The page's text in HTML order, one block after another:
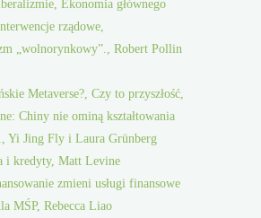
Ekonomia głównego
rządowe,
„wolnorynkowy”., Robert Pollin
Metaverse?, Czy to przyszłość,
Chiny nie ominą kształtowania
Yi Jing Fly i Laura Grünberg
i kredyty, Matt Levine
zmieni usługi finansowe
MŚP, Rebecca Liao